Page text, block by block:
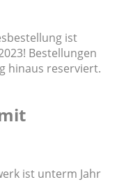
ist
Bestellungen
hinaus reserviert.
ist unterm Jahr